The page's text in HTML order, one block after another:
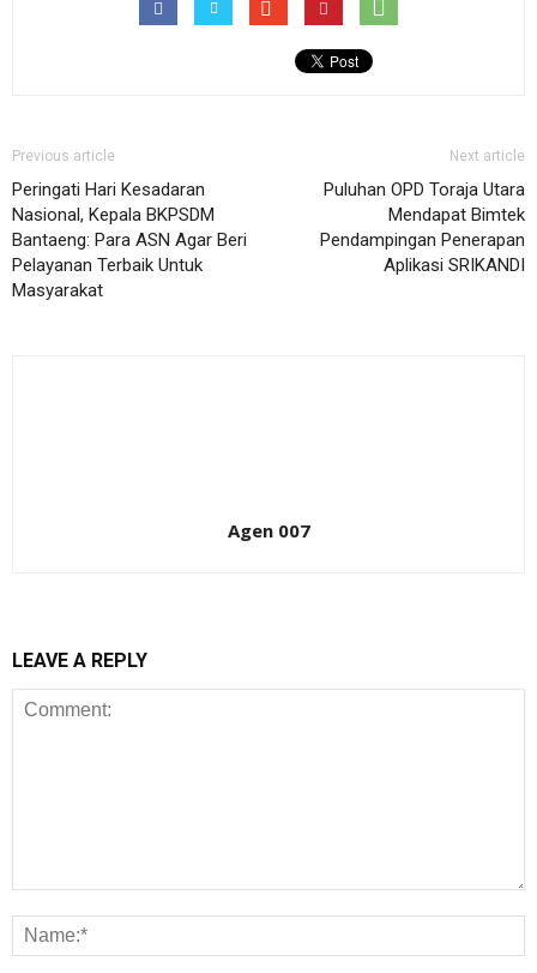
Previous article
Peringati Hari Kesadaran
Nasional, Kepala BKPSDM
Bantaeng: Para ASN Agar Beri
Pelayanan Terbaik Untuk
Masyarakat
Next article
Puluhan OPD Toraja Utara
Mendapat Bimtek
Pendampingan Penerapan
Aplikasi SRIKANDI
Agen 007
LEAVE A REPLY